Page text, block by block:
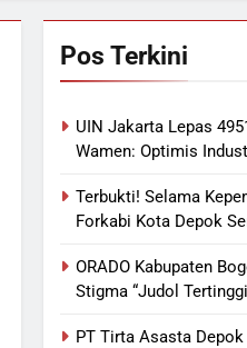
Pos Terkini
UIN Jakarta Lepas
Wamen: Optimis
Terbukti! Selama
Forkabi Kota Depok
ORADO Kabupaten
Stigma “Judol
PT Tirta Asasta